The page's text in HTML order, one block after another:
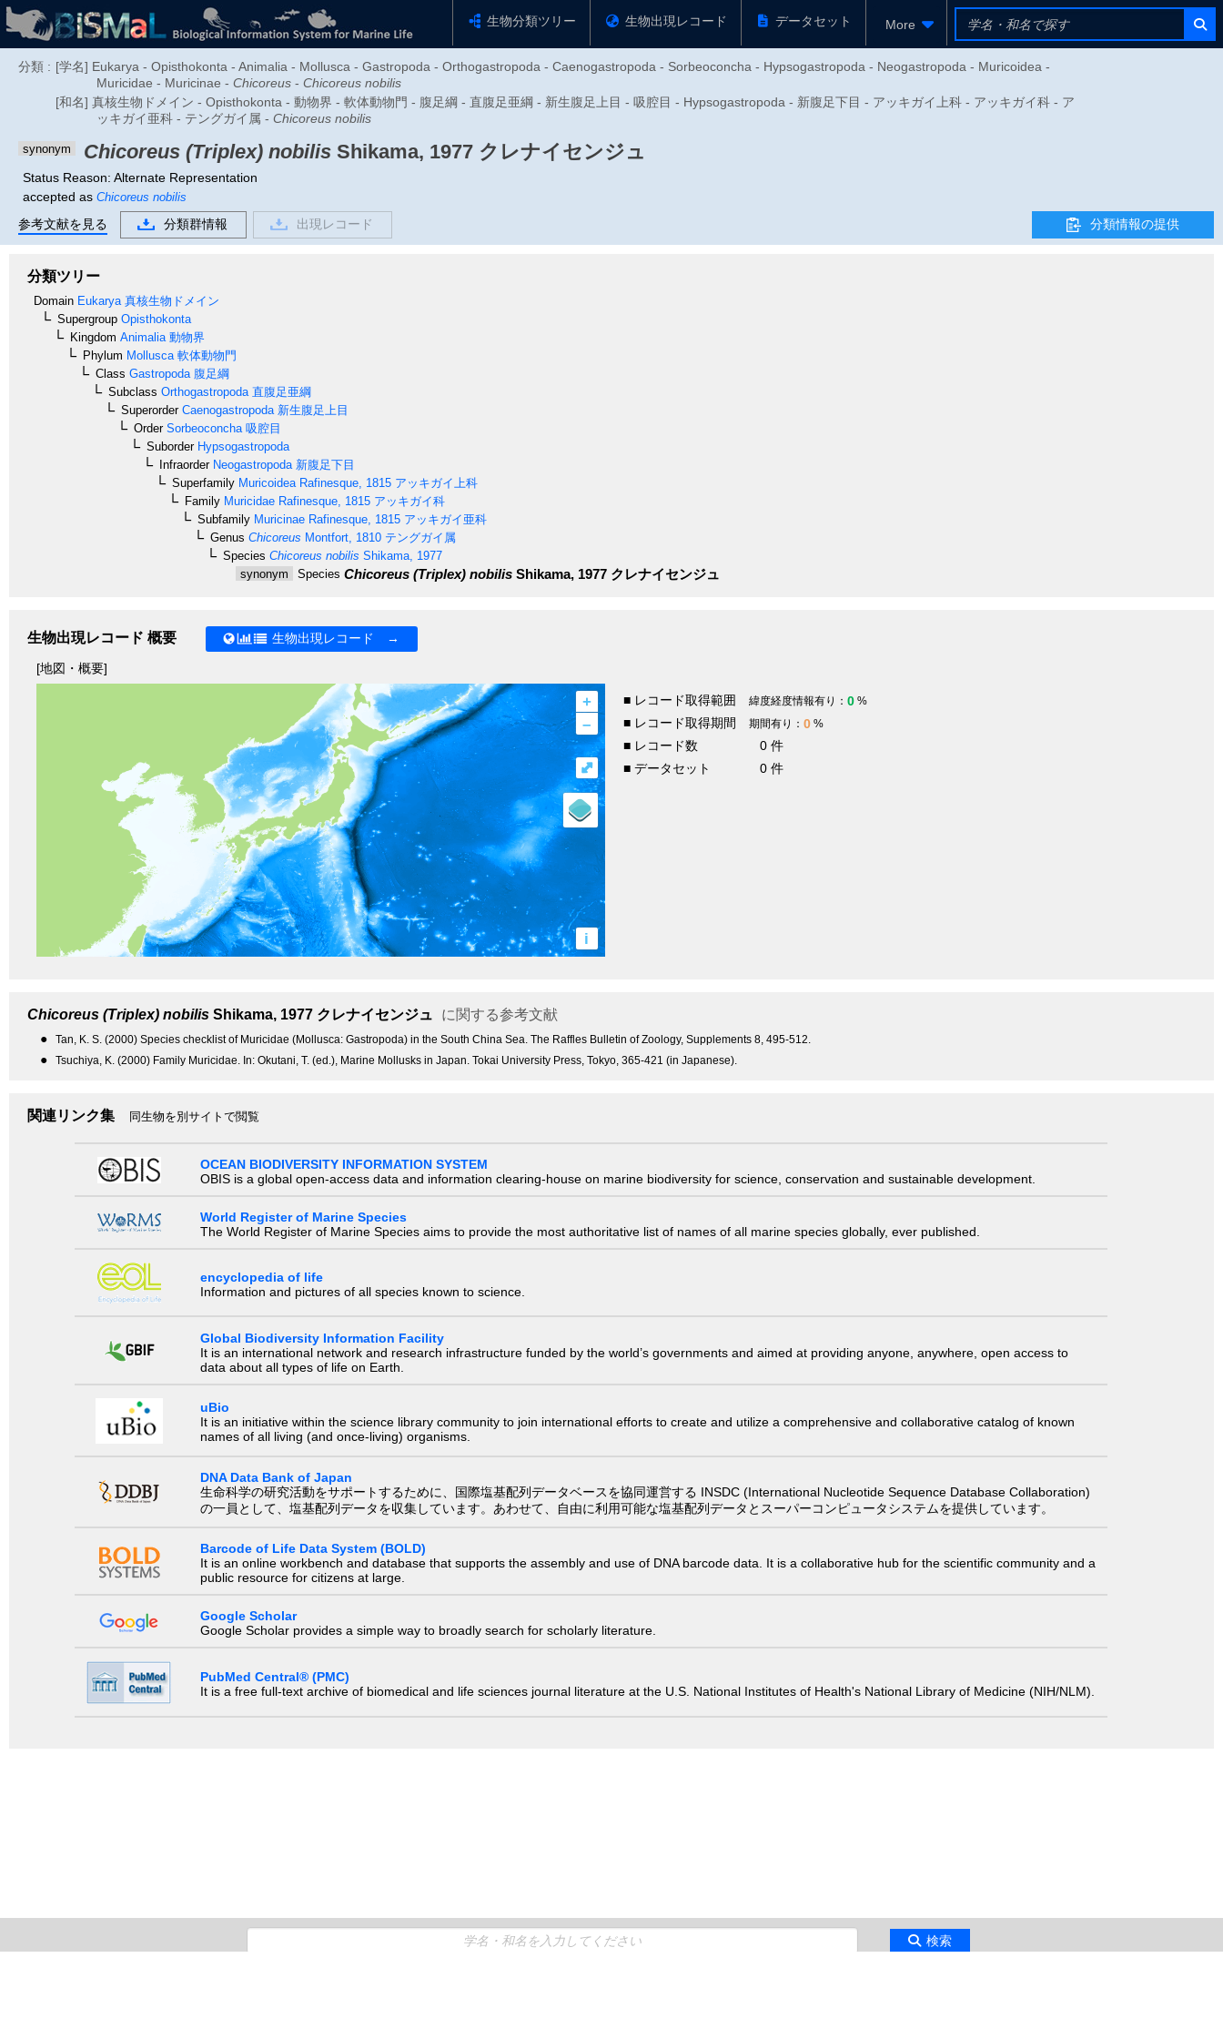
生物分類ツリー 生物出現レコード データセット More
分類 : [学名] Eukarya - Opisthokonta - Animalia - Mollusca - Gastropoda - Orthogastropoda - Caenogastropoda - Sorbeoconcha - Hypsogastropoda - Neogastropoda - Muricoidea -
Muricidae - Muricinae - Chicoreus - Chicoreus nobilis
[和名] 真核生物ドメイン - Opisthokonta - 動物界 - 軟体動物門 - 腹足綱 - 直腹足亜綱 - 新生腹足上目 - 吸腔目 - Hypsogastropoda - 新腹足下目 - アッキガイ上科 - アッキガイ科 - ア
ッキガイ亜科 - テングガイ属 - Chicoreus nobilis
synonym Chicoreus (Triplex) nobilis Shikama, 1977 クレナイセンジュ
Status Reason: Alternate Representation
accepted as Chicoreus nobilis
参考文献を見る 分類群情報 出現レコード 分類情報の提供
分類ツリー
Domain Eukarya 真核生物ドメイン
Supergroup Opisthokonta
Kingdom Animalia 動物界
Phylum Mollusca 軟体動物門
Class Gastropoda 腹足綱
Subclass Orthogastropoda 直腹足亜綱
SuperorderCaenogastropoda 新生腹足上目
OrderSorbeoconcha 吸腔目
SuborderHypsogastropoda
InfraorderNeogastropoda 新腹足下目
Superfamily Muricoidea Rafinesque, 1815 アッキガイ上科
Family Muricidae Rafinesque, 1815 アッキガイ科
Subfamily Muricinae Rafinesque, 1815 アッキガイ亜科
Genus Chicoreus Montfort, 1810 テングガイ属
Species Chicoreus nobilis Shikama, 1977
synonym
Species Chicoreus (Triplex) nobilis Shikama, 1977 クレナイセンジュ
生物出現レコード 概要 生物出現レコード →
[地図・概要]
+
–
i
⤢
■ レコード取得範囲 緯度経度情報有り： 0 %
■ レコード取得期間 期間有り： 0 %
■ レコード数
0 件
■ データセット
0 件
Chicoreus (Triplex) nobilis Shikama, 1977 クレナイセンジュ に関する参考文献
● Tan, K. S. (2000) Species checklist of Muricidae (Mollusca: Gastropoda) in the South China Sea. The Raffles Bulletin of Zoology, Supplements 8, 495-512.
● Tsuchiya, K. (2000) Family Muricidae. In: Okutani, T. (ed.), Marine Mollusks in Japan. Tokai University Press, Tokyo, 365-421 (in Japanese).
関連リンク集 同生物を別サイトで閲覧
OCEAN BIODIVERSITY INFORMATION SYSTEM
OBIS is a global open-access data and information clearing-house on marine biodiversity for science, conservation and sustainable development.
World Register of Marine Species
The World Register of Marine Species aims to provide the most authoritative list of names of all marine species globally, ever published.
encyclopedia of life
Information and pictures of all species known to science.
Global Biodiversity Information Facility
It is an international network and research infrastructure funded by the world’s governments and aimed at providing anyone, anywhere, open access to
data about all types of life on Earth.
uBio
It is an initiative within the science library community to join international efforts to create and utilize a comprehensive and collaborative catalog of known
names of all living (and once-living) organisms.
DNA Data Bank of Japan
生命科学の研究活動をサポートするために、国際塩基配列データベースを協同運営する INSDC (International Nucleotide Sequence Database Collaboration)
の一員として、塩基配列データを収集しています。あわせて、自由に利用可能な塩基配列データとスーパーコンピュータシステムを提供しています。
Barcode of Life Data System (BOLD)
It is an online workbench and database that supports the assembly and use of DNA barcode data. It is a collaborative hub for the scientific community and a
public resource for citizens at large.
Google Scholar
Google Scholar provides a simple way to broadly search for scholarly literature.
PubMed Central® (PMC)
It is a free full-text archive of biomedical and life sciences journal literature at the U.S. National Institutes of Health's National Library of Medicine (NIH/NLM).
検索